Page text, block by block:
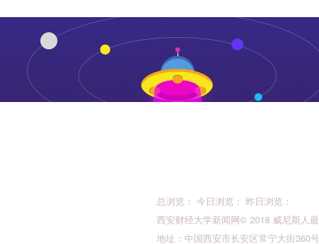
总浏览： 今日浏览： 昨日浏览：
西安财经大学新闻网© 2018 威尼斯人
地址：中国西安市长安区常宁大街360